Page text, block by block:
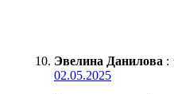
Эвелина Данилова :
02.05.2025